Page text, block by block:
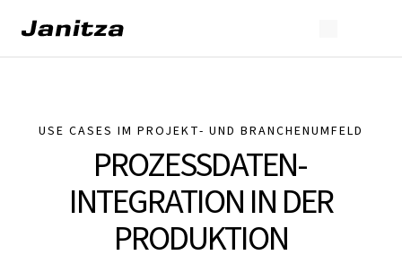
USE CASES IM PROJEKT- UND BRANCHENUMFELD
PROZESSDATEN­
INTEGRATION IN DER
PRODUKTION